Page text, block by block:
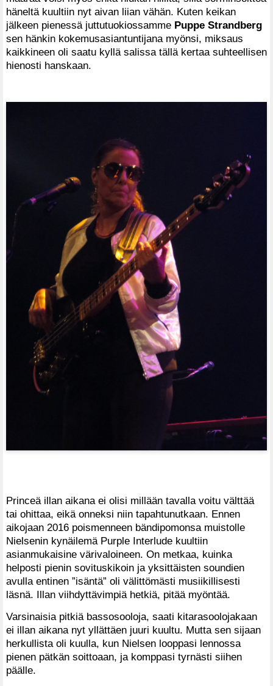
häneltä kuultiin nyt aivan liian vähän. Kuten keikan
jälkeen pienessä juttutuokiossamme Puppe Strandberg
sen hänkin kokemusasiantuntijana myönsi, miksaus
kaikkineen oli saatu kyllä salissa tällä kertaa suhteellisen
hienosti hanskaan.
Princeä illan aikana ei olisi millään tavalla voitu välttää
tai ohittaa, eikä onneksi niin tapahtunutkaan. Ennen
aikojaan 2016 poismenneen bändipomonsa muistolle
Nielsenin kynäilemä Purple Interlude kuultiin
asianmukaisine värivaloineen. On metkaa, kuinka
helposti pienin sovituskikoin ja yksittäisten soundien
avulla entinen ”isäntä” oli välittömästi musiikillisesti
läsnä. Illan viihdyttävimpiä hetkiä, pitää myöntää.
Varsinaisia pitkiä bassosooloja, saati kitarasoolojakaan
ei illan aikana nyt yllättäen juuri kuultu. Mutta sen sijaan
herkullista oli kuulla, kun Nielsen looppasi lennossa
pienen pätkän soittoaan, ja komppasi tyrnästi siihen
päälle.